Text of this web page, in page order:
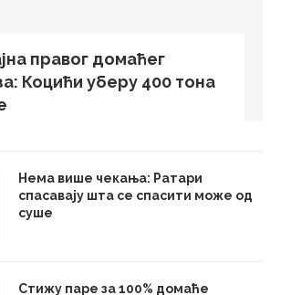
правог домаћег
Коцићи уберу 400 тона
Нема више чекања: Ратари
спасавају шта се спасити може од
суше
Стижу паре за 100% домаће